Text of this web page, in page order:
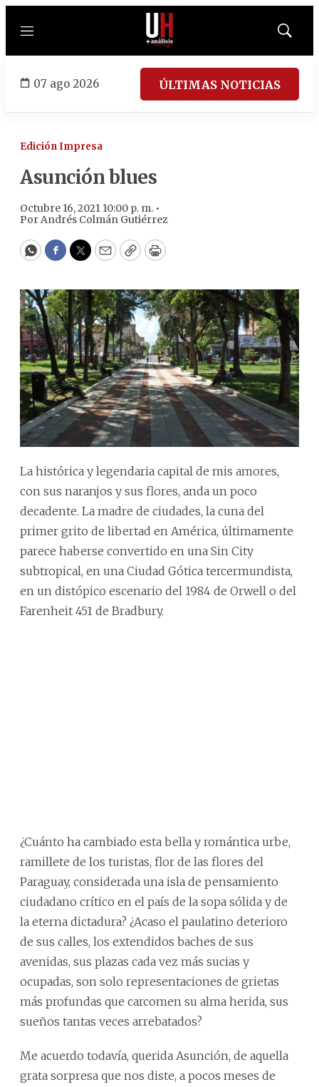
Menú
Mostrar
07 ago 2026 ÚLTIMAS NOTICIAS
Edición Impresa
Asunción blues
Octubre 16, 2021 10:00 p. m. •
PorAndrés Colmán Gutiérrez
WhatsApp
Facebook
Twitter
EmailCopyPrint
La histórica y legendaria capital de mis amores,
con sus naranjos y sus flores, anda un poco
decadente. La madre de ciudades, la cuna del
primer grito de libertad en América, últimamente
parece haberse convertido en una Sin City
subtropical, en una Ciudad Gótica tercermundista,
en un distópico escenario del 1984 de Orwell o del
Farenheit 451 de Bradbury.
¿Cuánto ha cambiado esta bella y romántica urbe,
ramillete de los turistas, flor de las flores del
Paraguay, considerada una isla de pensamiento
ciudadano crítico en el país de la sopa sólida y de
la eterna dictadura? ¿Acaso el paulatino deterioro
de sus calles, los extendidos baches de sus
avenidas, sus plazas cada vez más sucias y
ocupadas, son solo representaciones de grietas
más profundas que carcomen su alma herida, sus
sueños tantas veces arrebatados?
Me acuerdo todavía, querida Asunción, de aquella
grata sorpresa que nos diste, a pocos meses de